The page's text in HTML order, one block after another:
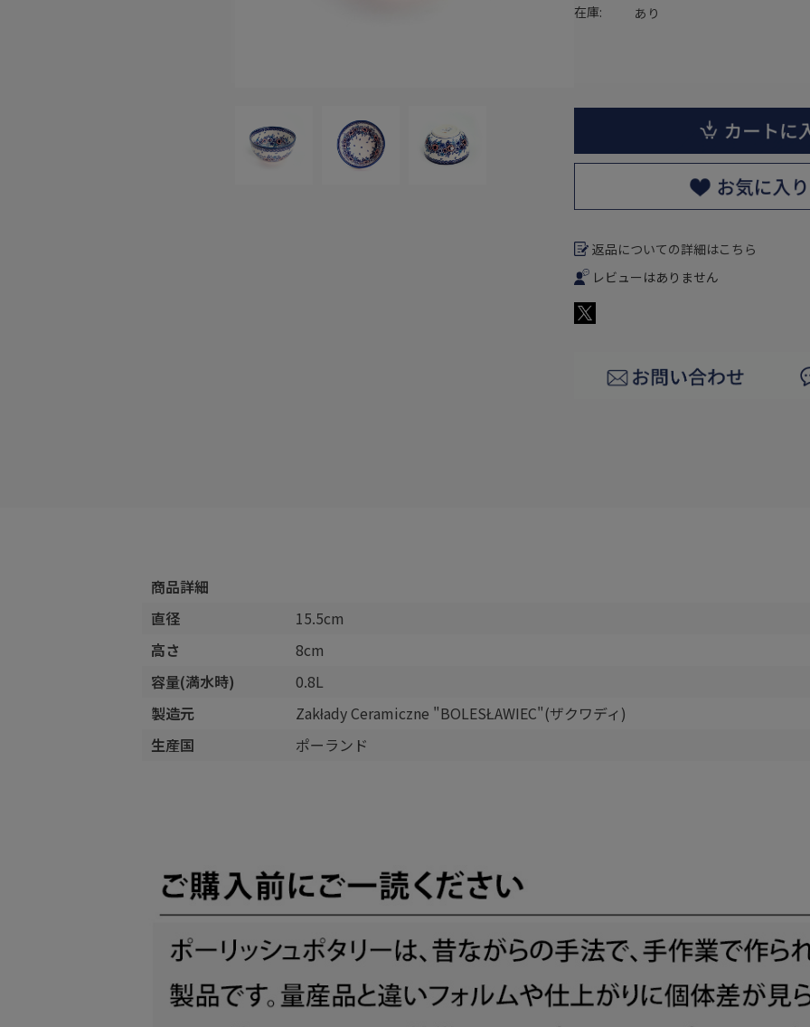
在庫: あり
返品についての詳細はこちら
レビューはありません
商品詳細
直径
15.5cm
高さ
8cm
容量(満水時)
0.8L
製造元
Zakłady Ceramiczne "BOLESŁAWIEC"(ザクワディ)
生産国
ポーランド